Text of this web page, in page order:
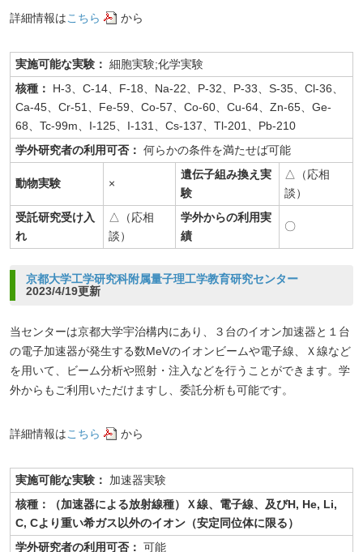
詳細情報はこちら から
実施可能な実験： 細胞実験;化学実験
核種： H-3、C-14、F-18、Na-22、P-32、P-33、S-35、Cl-36、
Ca-45、Cr-51、Fe-59、Co-57、Co-60、Cu-64、Zn-65、Ge-
68、Tc-99m、I-125、I-131、Cs-137、Tl-201、Pb-210
学外研究者の利用可否： 何らかの条件を満たせば可能
動物実験 ×
遺伝子組み換え実
験
△（応相
談）
受託研究受け入
れ
△（応相
談）
学外からの利用実
績
〇
京都大学工学研究科附属量子理工学教育研究センター
2023/4/19更新
当センターは京都大学宇治構内にあり、３台のイオン加速器と１台
の電子加速器が発生する数MeVのイオンビームや電子線、Ｘ線など
を用いて、ビーム分析や照射・注入などを行うことができます。学
外からもご利用いただけますし、委託分析も可能です。
詳細情報はこちら から
実施可能な実験： 加速器実験
核種：（加速器による放射線種）Ｘ線、電子線、及びH, He, Li,
C, Cより重い希ガス以外のイオン（安定同位体に限る）
学外研究者の利用可否： 可能